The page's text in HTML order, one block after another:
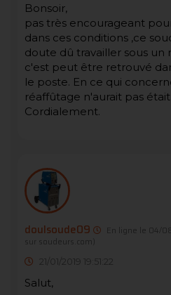
Bonsoir,
pas très encourageant
dans ces conditions ,ce
doute dû travailler sous un
c'est peut être retrouvé
le poste. En ce qui
réaffûtage n'aurait pas
Cordialement.
doulsoude09 En ligne le 04/
sur soudeurs.com)
21/01/2019 19:51:22
Salut,